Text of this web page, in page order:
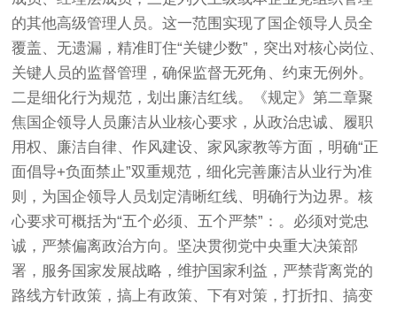
的其他高级管理人员。这一范围实现了国企领导人员全
覆盖、无遗漏，精准盯住“关键少数”，突出对核心岗位、
关键人员的监督管理，确保监督无死角、约束无例外。
二是细化行为规范，划出廉洁红线。《规定》第二章聚
焦国企领导人员廉洁从业核心要求，从政治忠诚、履职
用权、廉洁自律、作风建设、家风家教等方面，明确“正
面倡导+负面禁止”双重规范，细化完善廉洁从业行为准
则，为国企领导人员划定清晰红线、明确行为边界。核
心要求可概括为“五个必须、五个严禁”：。必须对党忠
诚，严禁偏离政治方向。坚决贯彻党中央重大决策部
署，服务国家发展战略，维护国家利益，严禁背离党的
路线方针政策，搞上有政策、下有对策，打折扣、搞变